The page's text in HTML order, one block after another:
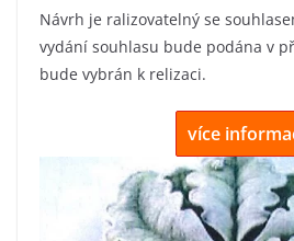
Návrh je ralizovatelný se
vydání souhlasu bude podána v
bude vybrán k relizaci.
více